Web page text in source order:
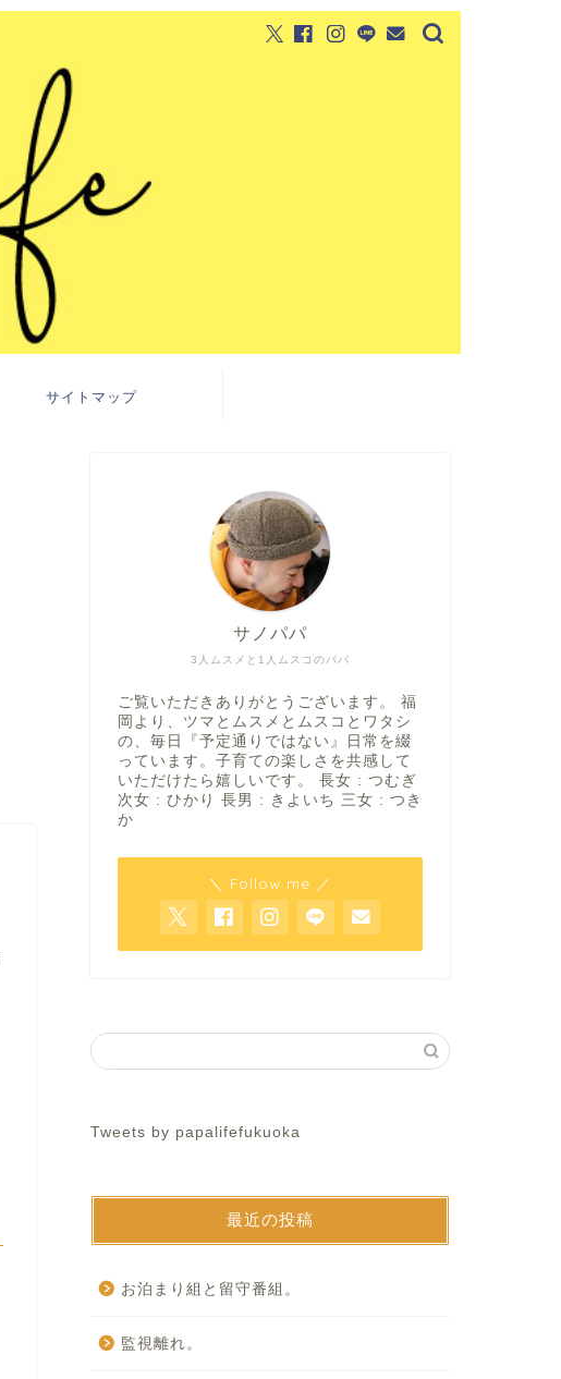
サイトマップ
3人ムスメと1人ムスコのパパ
サノパパ
ご覧いただきありがとうございます。 福
岡より、ツマとムスメとムスコとワタシ
の、毎日『予定通りではない』日常を綴
っています。子育ての楽しさを共感して
いただけたら嬉しいです。 長女 : つむぎ
次女 : ひかり 長男 : きよいち 三女 : つき
か
＼ Follow me ／
Tweets by papalifefukuoka
最近の投稿
お泊まり組と留守番組。
監視離れ。